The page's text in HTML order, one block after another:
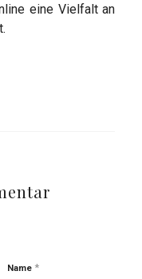
eine Vielfalt an
Name *